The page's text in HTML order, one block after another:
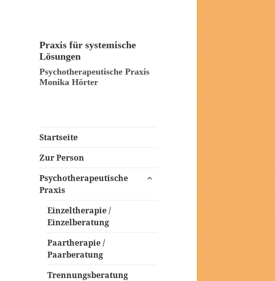
Praxis für systemische
Lösungen
Psychotherapeutische Praxis
Monika Hörter
Startseite
Zur Person
Psychotherapeutische
Praxis
untermenü
Einzeltherapie /
Einzelberatung
Paartherapie /
Paarberatung
Trennungsberatung